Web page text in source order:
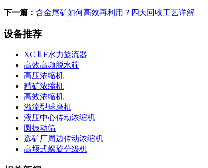
下一篇： 含金尾矿如何高效再利用？四大回收工艺详解
设备推荐
XC Ⅱ F水力旋流器
高效高频脱水筛
高压浓缩机
精矿浓缩机
高效浓缩机
溢流型球磨机
液压中心传动浓缩机
圆振动筛
选矿厂周边传动浓缩机
高堰式螺旋分级机